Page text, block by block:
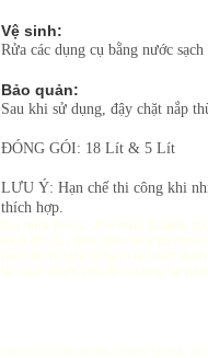
Vệ sinh:
Rửa các dụng cụ bằng nước
Bảo quản:
Sau khi sử dụng, đậy chặt nắp
ĐÓNG GÓI: 18 Lít & 5 Lít
LƯU Ý: Hạn chế thi công khi
thích hợp.
thu mua tivi cu , thu mua tủ lạnh cũ,
mua đồ cũ , Sua dieu hoa tai nam
nam dinh sửa tủ lạnh tại nam định
tai nam dinh sửa lò vi sóng tại
sửa tivi lcd sửa tivi led sửa tivi tại nhà